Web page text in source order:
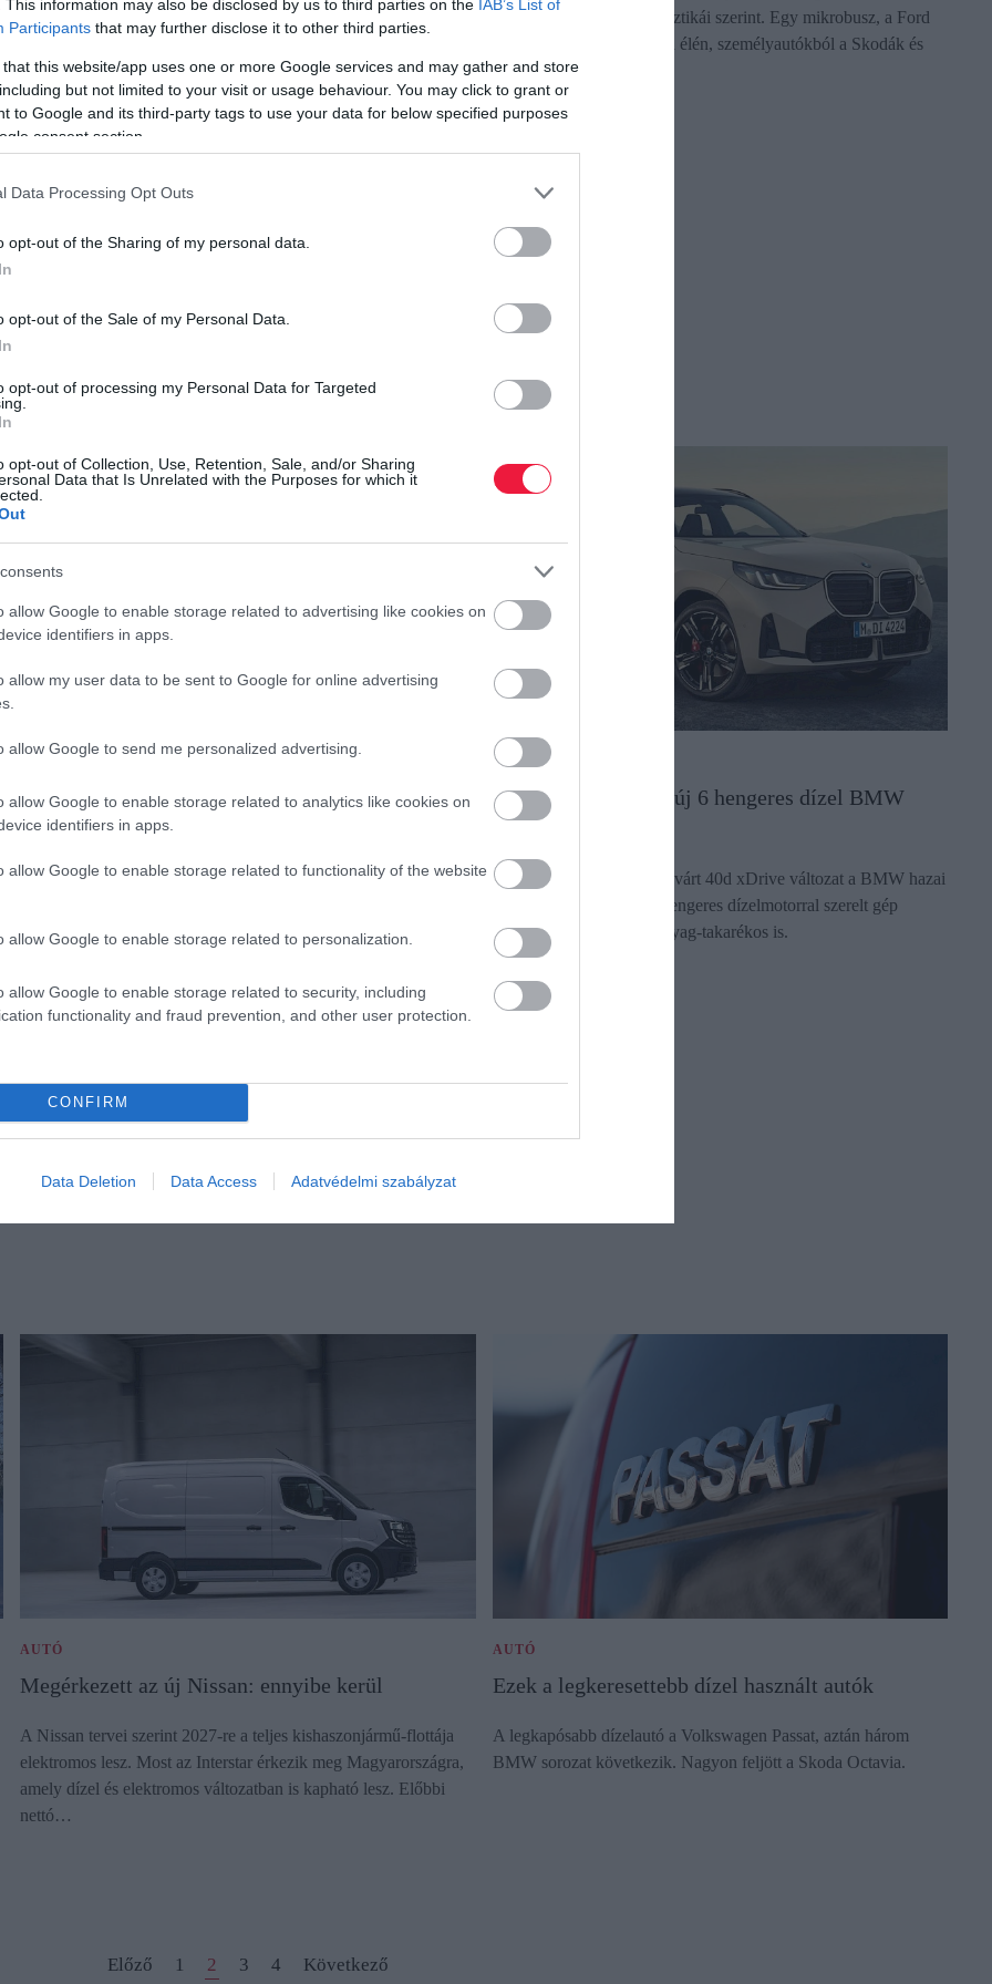
This information may also be disclosed by us to third parties on the IAB’s List of
Participants that may further disclose it to other third parties.
that this website/app uses one or more Google services and may gather and store
but not limited to your visit or usage behaviour. You may click to grant or
to Google and its third-party tags to use your data for below specified purposes
consent section.
Data Processing Opt Outs
opt-out of the Sharing of my personal data.
opt-out of the Sale of my Personal Data.
opt-out of processing my Personal Data for Targeted
opt-out of Collection, Use, Retention, Sale, and/or Sharing
Data that Is Unrelated with the Purposes for which it
allow Google to enable storage related to advertising like cookies on
identifiers in apps.
allow my user data to be sent to Google for online advertising
allow Google to send me personalized advertising.
allow Google to enable storage related to analytics like cookies on
identifiers in apps.
allow Google to enable storage related to functionality of the website
allow Google to enable storage related to personalization.
allow Google to enable storage related to security, including
functionality and fraud prevention, and other user protection.
CONFIRM
Data Deletion Data Access Adatvédelmi szabályzat
használtautó-piacon: a kínálati átlagár 5,5 millió forint volt,
autók…
felében a Datahouse statisztikái szerint. Egy mikrobusz, a Ford
Tourneo Custom áll a lista élén, személyautókból a Skodák és
a…
Ezek az autók 5 liter alatt fogyasztanak 100
kilométeren
Milyen autók közül választhatnak azok, akik nagyon alacsony
plug-in hibridben nem gondolkodnak? …
AUTÓ
Magyarországon az új 6 hengeres dízel BMW
Megérkezett a sokak által várt 40d xDrive változat a BMW hazai
kínálatába: a 3 literes, 6 hengeres dízelmotorral szerelt gép
nemcsak erős, de üzemanyag-takarékos is.
AUTÓ
Megérkezett az új Nissan: ennyibe kerül
A Nissan tervei szerint 2027-re a teljes kishaszonjármű-flottája
elektromos lesz. Most az Interstar érkezik meg Magyarországra,
amely dízel és elektromos változatban is kapható lesz. Előbbi
nettó…
AUTÓ
Ezek a legkeresettebb dízel használt autók
A legkapósabb dízelautó a Volkswagen Passat, aztán három
BMW sorozat következik. Nagyon feljött a Skoda Octavia.
Előző 1 2 3 4 Következő